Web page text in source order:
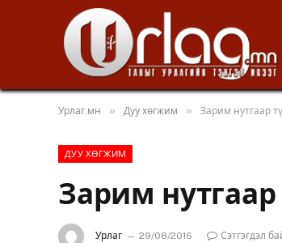
Урлаг.мн » Дуу хөгжим » Зарим нутгаар
ДУУ ХӨГЖИМ
Зарим
Урлаг 29/08/2016 Сэтгэгдэл